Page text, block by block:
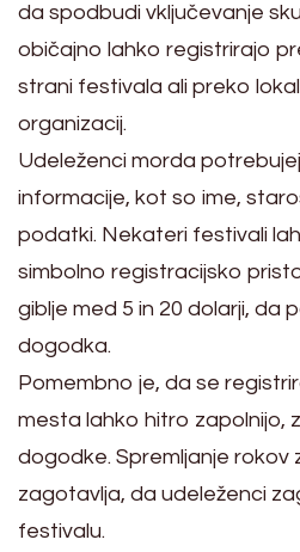
da spodbudi vključevanje
običajno lahko registrirajo
strani festivala ali preko
organizacij.
Udeleženci morda
informacije, kot so ime,
podatki. Nekateri festivali
simbolno registracijsko
giblje med 5 in 20 dolarji, da
dogodka.
Pomembno je, da se
mesta lahko hitro zapolnijo,
dogodke. Spremljanje rokov
zagotavlja, da udeleženci
festivalu.